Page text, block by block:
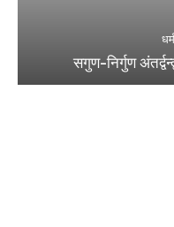
सगुण-निर्गुण